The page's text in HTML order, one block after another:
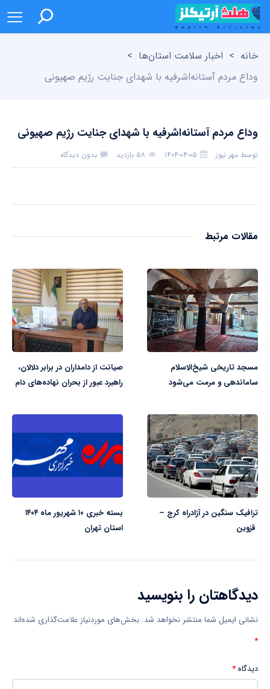
خانه > اخبار سلامت استان‌ها >
وداع مردم آستانه‌اشرفیه با شهدای جنایت رژیم صهیونی
وداع مردم آستانه‌اشرفیه با شهدای جنایت رژیم صهیونی
توسط مهر نیوز ۱۴۰۴-۰۴-۰۵ ۵۸ بازدید بدون دیدگاه
مقالات مرتبط
مسجد تاریخی شیخ‌الاسلام
ساماندهی و مرمت می‌‎شود
صیانت از دامداران در برابر دلالان،
راهبرد عبور از بحران نهاده‌های دام
ترافیک سنگین در آزادراه کرج –
قزوین
بسته خبری ۱۰ شهریور ماه ۱۴۰۴
استان تهران
دیدگاهتان را بنویسید
نشانی ایمیل شما منتشر نخواهد شد. بخش‌های موردنیاز علامت‌گذاری شده‌اند
*
دیدگاه*